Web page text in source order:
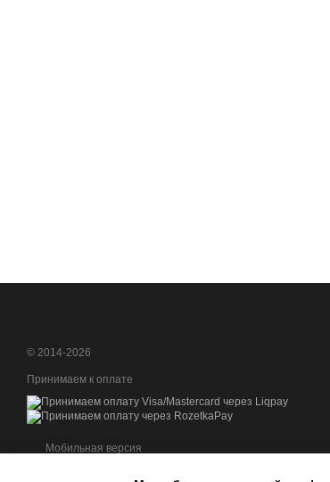
© 2014-2026
Принимаем к оплате
Мобильная версия